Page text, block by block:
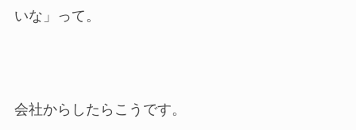
いな」って。
会社からしたらこうです。